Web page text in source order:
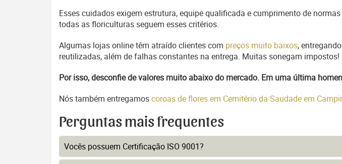
Esses cuidados exigem estrutura, equipe qualificada e cumprimento de
todas as floriculturas seguem esses critérios.
Algumas lojas online têm atraído clientes com preços muito baixos,
reutilizadas, além de falhas constantes na entrega. Muitas sonegam
Por isso, desconfie de valores muito abaixo do mercado. Em uma última
Nós também entregamoscoroas de flores em Cemitério da Saudade em
Perguntas mais frequentes
Vocês possuem Certificação ISO 9001?